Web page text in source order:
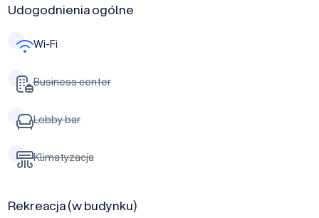
Udogodnienia ogólne
Wi-Fi
Business center
Lobby bar
Klimatyzacja
Rekreacja (w budynku)